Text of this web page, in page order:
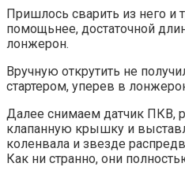
Пришлось сварить из него и
помощьнее, достаточной
лонжерон.
Вручную открутить не
стартером, уперев в
Далее снимаем датчик ПКВ,
клапанную крышку и
коленвала и звезде
Как ни странно, они